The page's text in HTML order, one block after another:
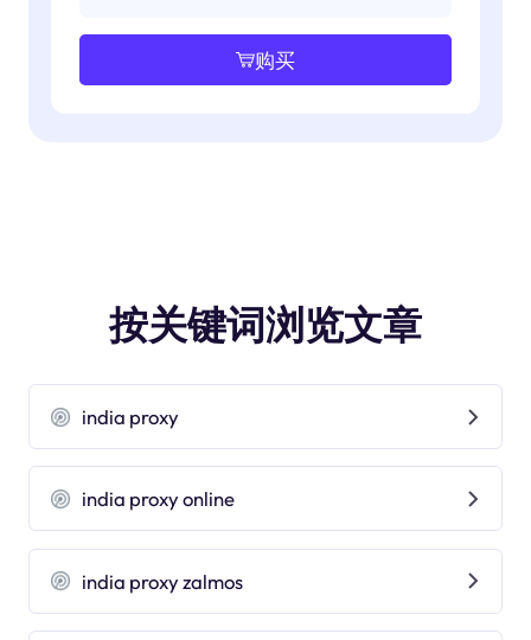
购买
按关键词浏览文章
india proxy
india proxy online
india proxy zalmos